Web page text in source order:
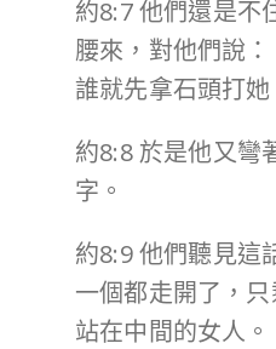
約8:7 他們還是不
腰來，對他們說
誰就先拿石頭打她
約8:8 於是他又彎
字。
約8:9 他們聽見這
一個都走開了，
站在中間的女人。